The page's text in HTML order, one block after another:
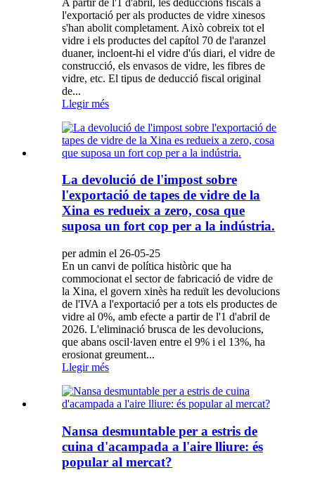
l'exportació per als productes de vidre xinesos
s'han abolit completament. Això cobreix tot el
vidre i els productes del capítol 70 de l'aranzel
duaner, incloent-hi el vidre d'ús diari, el vidre de
construcció, els envasos de vidre, les fibres de
vidre, etc. El tipus de deducció fiscal original
de...
Llegir més
La devolució de l'impost sobre
l'exportació de tapes de vidre de la
Xina es redueix a zero, cosa que
suposa un fort cop per a la indústria.
per admin el 26-05-25
En un canvi de política històric que ha
commocionat el sector de fabricació de vidre de
la Xina, el govern xinès ha reduït les devolucions
de l'IVA a l'exportació per a tots els productes de
vidre al 0%, amb efecte a partir de l'1 d'abril de
2026. L'eliminació brusca de les devolucions,
que abans oscil·laven entre el 9% i el 13%, ha
erosionat greument...
Llegir més
Nansa desmuntable per a estris de
cuina d'acampada a l'aire lliure: és
popular al mercat?